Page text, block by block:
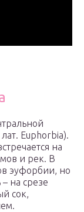
Euphorbia).
на
и рек. В
эуфорбии, но
на срезе
сок,